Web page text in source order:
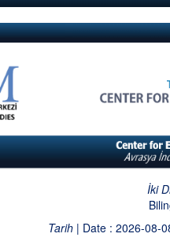
İki
Tarih| Date : 2026-08-